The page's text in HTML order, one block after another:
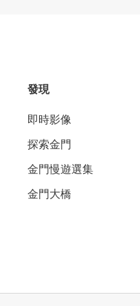
發現
即時影像
探索金門
金門慢遊選集
金門大橋